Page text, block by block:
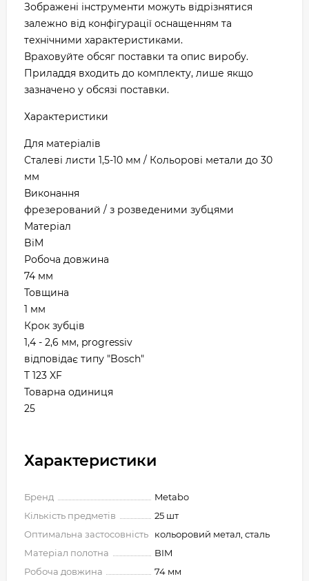
Зображені інструменти можуть відрізнятися
залежно від конфігурації оснащенням та
технічними характеристиками.
Враховуйте обсяг поставки та опис виробу.
Приладдя входить до комплекту, лише якщо
зазначено у обсязі поставки.
Характеристики
Для матеріалів
Сталеві листи 1,5-10 мм / Кольорові метали до 30
мм
Виконання
фрезерований / з розведеними зубцями
Матеріал
BiM
Робоча довжина
74 мм
Товщина
1 мм
Крок зубців
1,4 - 2,6 мм, progressiv
відповідає типу "Bosch"
T 123 XF
Товарна одиниця
25
Характеристики
Бренд
Metabo
Кількість предметів
25 шт
Оптимальна застосовність
кольоровий метал, сталь
Матеріал полотна
BIM
Робоча довжина
74 мм